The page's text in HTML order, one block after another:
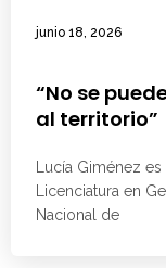
junio 18, 2026
“No se
al territorio”
Lucía Giménez
Licenciatura en
Nacional de